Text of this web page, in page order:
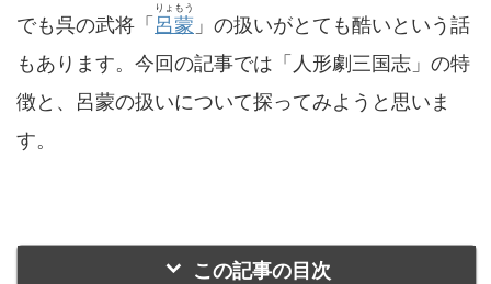
でも呉の武将「 呂蒙
りょもう
」の扱いがとても酷いという話
もあります。今回の記事では「人形劇三国志」の特
徴と、呂蒙の扱いについて探ってみようと思いま
す。
この記事の目次